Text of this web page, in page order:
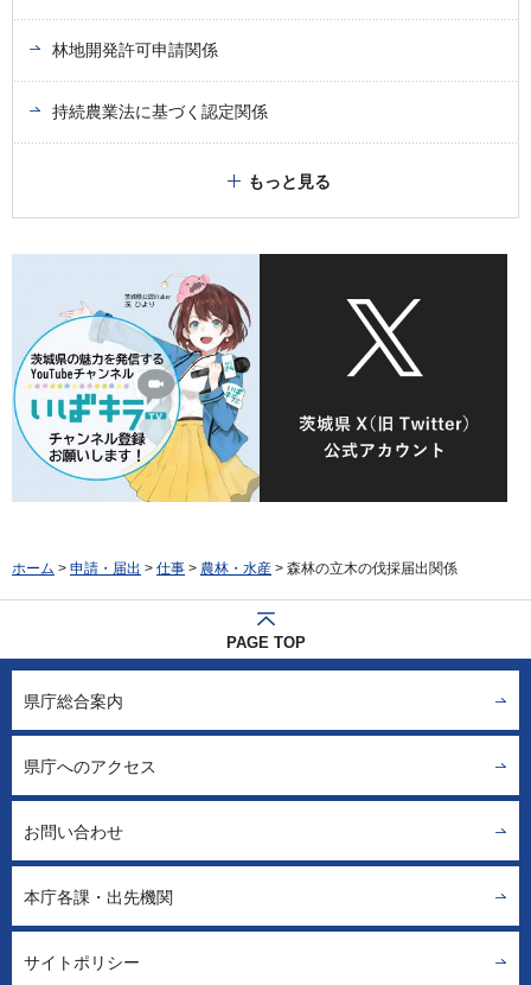
林地開発許可申請関係
持続農業法に基づく認定関係
もっと見る
ホーム > 申請・届出 > 仕事 > 農林・水産 > 森林の立木の伐採届出関係
PAGE TOP
県庁総合案内
県庁へのアクセス
お問い合わせ
本庁各課・出先機関
サイトポリシー